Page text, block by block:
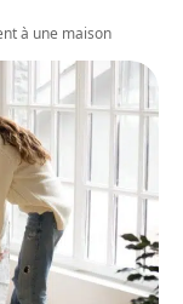
à une maison